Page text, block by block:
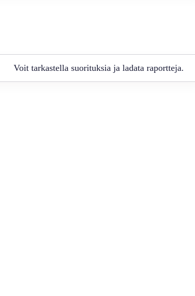
Voit tarkastella suorituksia ja ladata raportteja.